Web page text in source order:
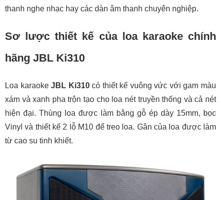
thanh nghe nhạc hay các dàn âm thanh chuyên nghiệp.
Sơ lược thiết kế của loa karaoke chính
hãng JBL Ki310
Loa karaokeJBL Ki310có thiết kế vuông vức với gam màu
xám và xanh pha trộn tạo cho loa nét truyền thống và cả nét
hiện đại. Thùng loa được làm bằng gỗ ép dày 15mm, bọc
Vinyl và thiết kế 2 lỗ M10 để treo loa. Gân của loa được làm
từ cao su tinh khiết.